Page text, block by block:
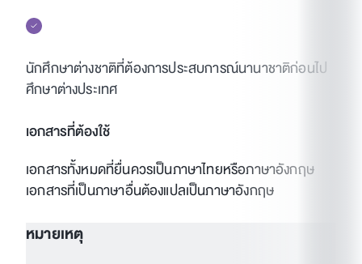
นักศึกษาต่างชาติที่ต้องการประสบการณ์นานาชาติก่อนไป
ศึกษาต่างประเทศ
เอกสารที่ต้องใช้
เอกสารทั้งหมดที่ยื่นควรเป็นภาษาไทยหรือภาษาอังกฤษ
เอกสารที่เป็นภาษาอื่นต้องแปลเป็นภาษาอังกฤษ
หมายเหตุ